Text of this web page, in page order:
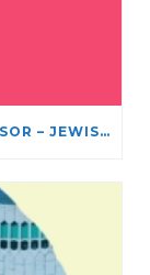
JOB POSTING — ASSISTANT PROFESSOR – JEWISH STUDIES